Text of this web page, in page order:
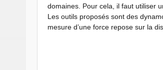
domaines. Pour cela, il faut utiliser
Les outils proposés sont des
mesure d’une force repose sur la